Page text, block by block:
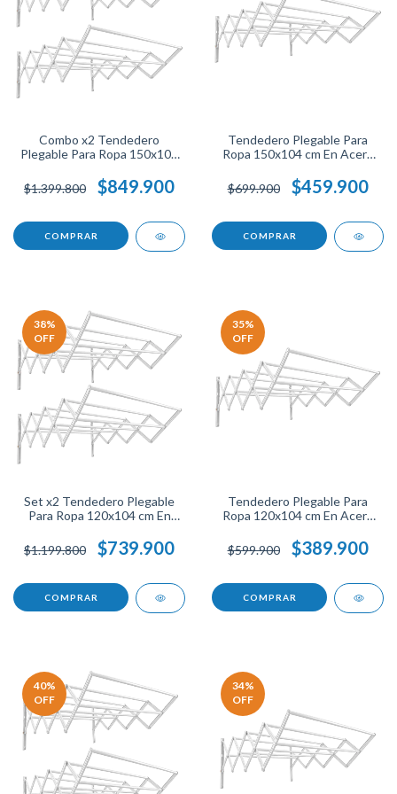
Combo x2 Tendedero
Plegable Para Ropa 150x104
Ahorra Espacio Ideal Para
Secar Más Prendas.
$1.399.800 $849.900
Tendedero Plegable Para
Ropa 150x104 cm En Acero
Para Secado De Prendas
Ahorra Espacio Fácil De
$699.900 $459.900
38%
OFF
Set x2 Tendedero Plegable
Para Ropa 120x104 cm En
Lb Cada Uno Ideal Para
Secado De Prendas Ahorra
$1.199.800 $739.900
35%
OFF
Tendedero Plegable Para
Ropa 120x104 cm En Acero
Ideal Para Secado De
Prendas Ahorra Espacio Fácil
$599.900 $389.900
40%
OFF
34%
OFF